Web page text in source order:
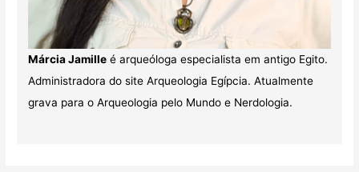
Márcia Jamilleé arqueóloga especialista em antigo Egito.
Administradora do site Arqueologia Egípcia. Atualmente
grava para o Arqueologia pelo Mundo e Nerdologia.